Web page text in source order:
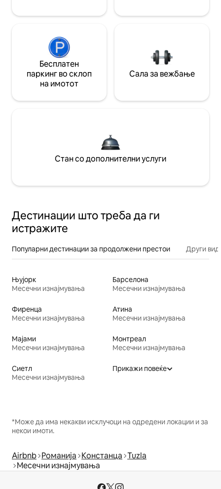
Бесплатен
паркинг во склоп
на имотот
Сала за вежбање
Стан со дополнителни услуги
Дестинации што треба да ги
истражите
Популарни дестинации за продолжени престои Други
Њујорк
Месечни изнајмувања
Барселона
Месечни изнајмувања
Фиренца
Месечни изнајмувања
Атина
Месечни изнајмувања
Мајами
Месечни изнајмувања
Монтреал
Месечни изнајмувања
Сиетл
Месечни изнајмувања
Прикажи повеќе
*Може да има некакви исклучоци на одредени локации и за
некои имоти.
Airbnb Романија Констанца Tuzla
Месечни изнајмувања